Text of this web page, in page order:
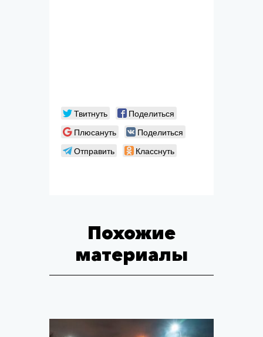
Твитнуть
Поделиться
Плюсануть
Поделиться
Отправить
Класснуть
Похожие
материалы